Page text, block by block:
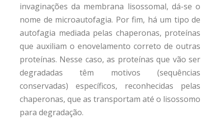
invaginações da membrana lisossomal, dá-se o
nome de microautofagia. Por fim, há um tipo de
autofagia mediada pelas chaperonas, proteínas
que auxiliam o enovelamento correto de outras
proteínas. Nesse caso, as proteínas que vão ser
degradadas têm motivos (sequências
conservadas) específicos, reconhecidas pelas
chaperonas, que as transportam até o lisossomo
para degradação.